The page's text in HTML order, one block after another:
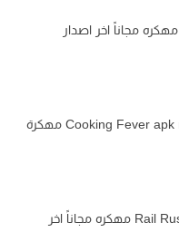
تحميل لعبة هجولة hajwalah 2023 مهكره مجاناً اخر اصدار
تحميل لعبة حمى الطهي Cooking Fever apk mod 2023 مهكرة
تحميل لعبة ريل راش Rail Rush mod 2023 مهكره مجاناً اخر